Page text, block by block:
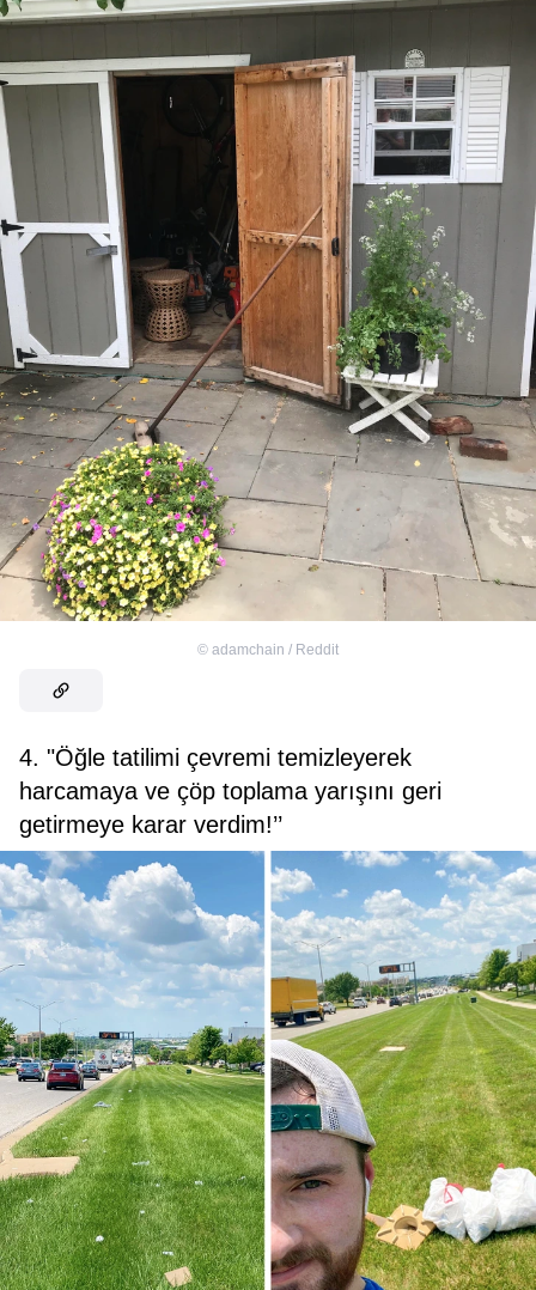
© adamchain / Reddit
4. "Öğle tatilimi çevremi temizleyerek
harcamaya ve çöp toplama yarışını geri
getirmeye karar verdim!’’